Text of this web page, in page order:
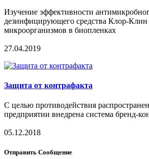
Изучение эффективности
дезинфицирующего средства Клор-Клин
микроорганизмов в биопленках
27.04.2019
Защита от контрафакта
С целью противодействия
предприятии внедрена система бренд-
05.12.2018
Отправить Сообщение